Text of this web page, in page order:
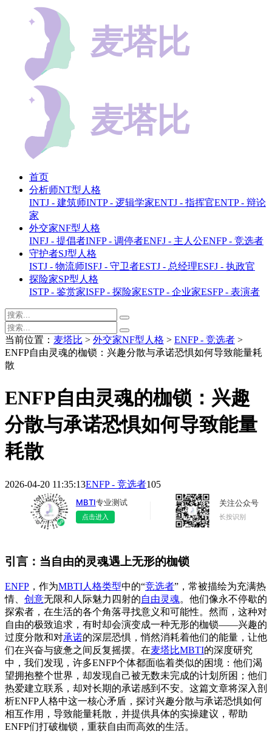
首页
分析师NT型人格
INTJ - 建筑师INTP - 逻辑学家ENTJ - 指挥官ENTP - 辩论
家
外交家NF型人格
INFJ - 提倡者INFP - 调停者ENFJ - 主人公ENFP - 竞选者
守护者SJ型人格
ISTJ - 物流师ISFJ - 守卫者ESTJ - 总经理ESFJ - 执政官
探险家SP型人格
ISTP - 鉴赏家ISFP - 探险家ESTP - 企业家ESFP - 表演者
当前位置： 麦塔比 > 外交家NF型人格 > ENFP - 竞选者 >
ENFP自由灵魂的枷锁：兴趣分散与承诺恐惧如何导致能量耗
散
ENFP自由灵魂的枷锁：兴趣
分散与承诺恐惧如何导致能量
耗散
2026-04-20 11:35:13ENFP - 竞选者105
MBTI专业测试
点击进入
关注公众号
长按识别
引言：当自由的灵魂遇上无形的枷锁
ENFP ，作为MBTI人格类型中的“竞选者”，常被描绘为充满热
情、 创意无限和人际魅力四射的自由灵魂。他们像永不停歇的
探索者，在生活的各个角落寻找意义和可能性。然而，这种对
自由的极致追求，有时却会演变成一种无形的枷锁——兴趣的
过度分散和对承诺的深层恐惧，悄然消耗着他们的能量，让他
们在兴奋与疲惫之间反复摇摆。在麦塔比MBTI的深度研究
中，我们发现，许多ENFP个体都面临着类似的困境：他们渴
望拥抱整个世界，却发现自己被无数未完成的计划所困；他们
热爱建立联系，却对长期的承诺感到不安。这篇文章将深入剖
析ENFP人格中这一核心矛盾，探讨兴趣分散与承诺恐惧如何
相互作用，导致能量耗散，并提供具体的实操建议，帮助
ENFP们打破枷锁，重获自由而高效的生活。